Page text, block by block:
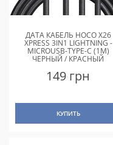
ДАТА КАБЕЛЬ HOCO X26
XPRESS 3IN1 LIGHTNING -
MICROUSB-TYPE-C (1M)
ЧЕРНЫЙ / КРАСНЫЙ
149 грн
КУПИТЬ